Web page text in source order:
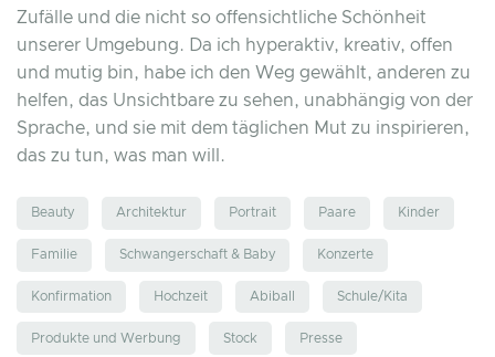
Zufälle und die nicht so offensichtliche Schönheit
unserer Umgebung. Da ich hyperaktiv, kreativ, offen
und mutig bin, habe ich den Weg gewählt, anderen zu
helfen, das Unsichtbare zu sehen, unabhängig von der
Sprache, und sie mit dem täglichen Mut zu inspirieren,
das zu tun, was man will.
Beauty Architektur Portrait Paare Kinder
Familie Schwangerschaft & Baby Konzerte
Konfirmation Hochzeit Abiball Schule/Kita
Produkte und Werbung Stock Presse